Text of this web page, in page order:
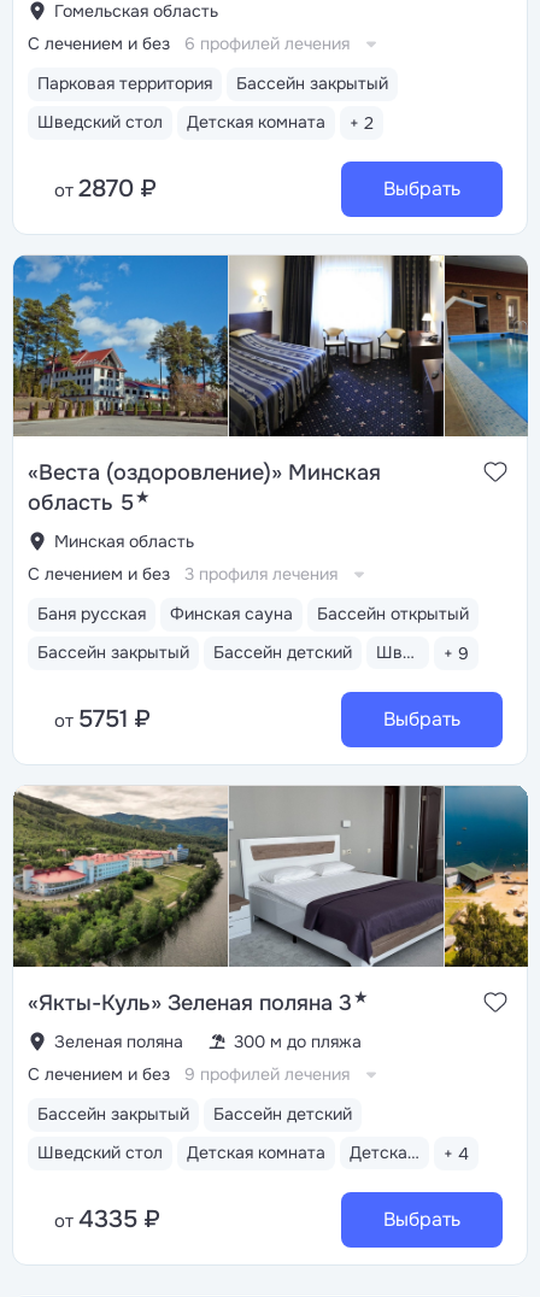
Гомельская область
Парковая территория
Бассейн закрытый
Шведский стол
Детская комната + 2
С лечением и без 6 профилей лечения
от 2870 ₽ Выбрать
«Веста (оздоровление)» Минская
область 5★
Минская область
Баня русская Финская сауна
Бассейн открытый
Бассейн закрытый
Бассейн детский Шведский стол + 9
С лечением и без 3 профиля лечения
от 5751 ₽ Выбрать
«Якты-Куль» Зеленая поляна 3★
Зеленая поляна 300 м до пляжа
Бассейн закрытый
Бассейн детский
Шведский стол
Детская комната Детская анимация + 4
С лечением и без 9 профилей лечения
от 4335 ₽ Выбрать